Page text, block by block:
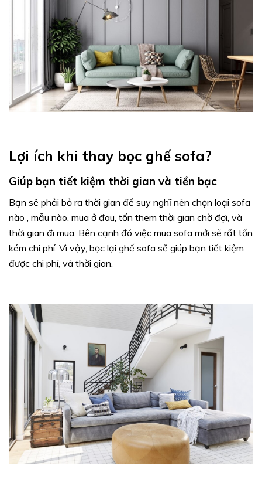
Lợi ích khi thay bọc ghế sofa?
Giúp bạn tiết kiệm thời gian và tiền bạc
Bạn sẽ phải bỏ ra thời gian để suy nghĩ nên chọn loại sofa
nào , mẫu nào, mua ở đau, tốn them thời gian chờ đợi, và
thời gian đi mua. Bên cạnh đó việc mua sofa mới sẽ rất tốn
kém chi phí. Vì vậy, bọc lại ghế sofa sẽ giúp bạn tiết kiệm
được chi phí, và thời gian.